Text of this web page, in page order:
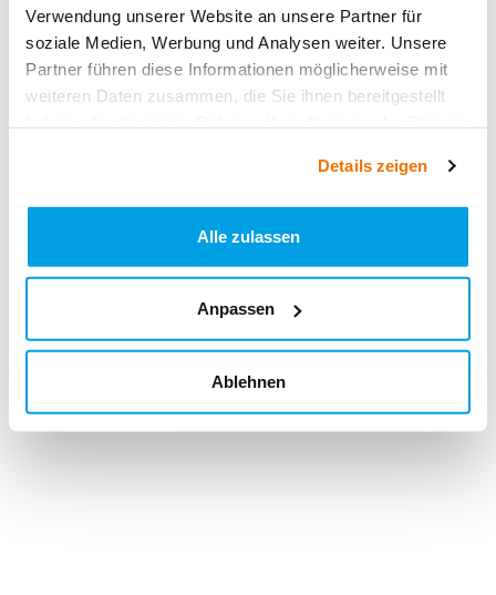
Verwendung unserer Website an unsere Partner für
soziale Medien, Werbung und Analysen weiter. Unsere
Partner führen diese Informationen möglicherweise mit
weiteren Daten zusammen, die Sie ihnen bereitgestellt
Details zeigen
Alle zulassen
Anpassen
Ablehnen